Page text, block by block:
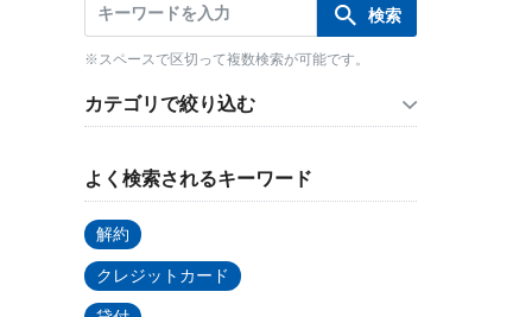
こども保険
年ごと利差配当付こども保険
個人年金保険
人年金保険
※スペースで区切って複数検索が可能です。
カテゴリで絞り込む
よく検索されるキーワード
解約
クレジットカード